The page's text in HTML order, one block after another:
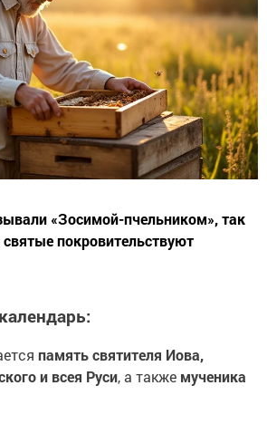
«Зосимой-пчельником», так
святые покровительствуют
память святителя Иова,
и всея Руси, а также мученика